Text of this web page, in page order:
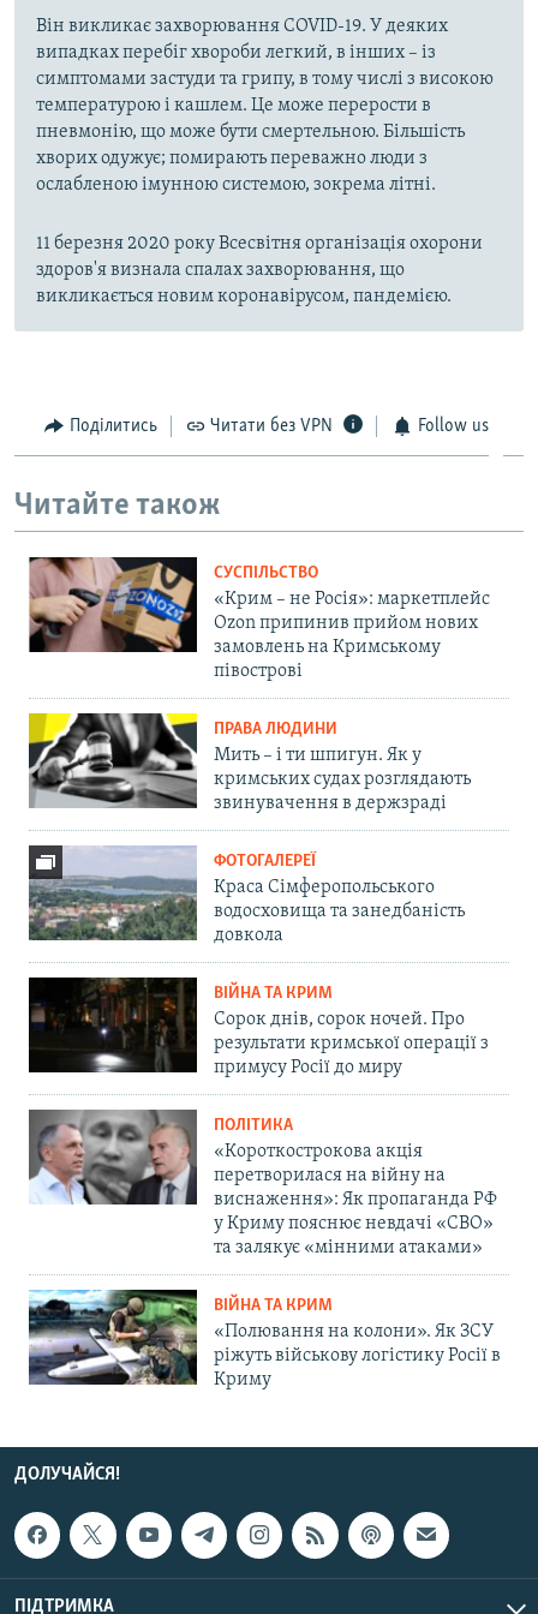
Він викликає захворювання COVID-19. У деяких
випадках перебіг хвороби легкий, в інших – із
симптомами застуди та грипу, в тому числі з високою
температурою і кашлем. Це може перерости в
пневмонію, що може бути смертельною. Більшість
хворих одужує; помирають переважно люди з
ослабленою імунною системою, зокрема літні.
11 березня 2020 року Всесвітня організація охорони
здоров'я визнала спалах захворювання, що
викликається новим коронавірусом, пандемією.
Поділитись Читати без VPN Follow us
Читайте також
СУСПІЛЬСТВО
«Крим – не Росія»: маркетплейс
Ozon припинив прийом нових
замовлень на Кримському
півострові
ПРАВА ЛЮДИНИ
Мить – і ти шпигун. Як у
кримських судах розглядають
звинувачення в держзраді
ФОТОГАЛЕРЕЇ
Краса Сімферопольського
водосховища та занедбаність
довкола
ВІЙНА ТА КРИМ
Сорок днів, сорок ночей. Про
результати кримської операції з
примусу Росії до миру
ПОЛІТИКА
«Короткострокова акція
перетворилася на війну на
виснаження»: Як пропаганда РФ
у Криму пояснює невдачі «СВО»
та залякує «мінними атаками»
ВІЙНА ТА КРИМ
«Полювання на колони». Як ЗСУ
ріжуть військову логістику Росії в
Криму
ДОЛУЧАЙСЯ!
ПІДТРИМКА